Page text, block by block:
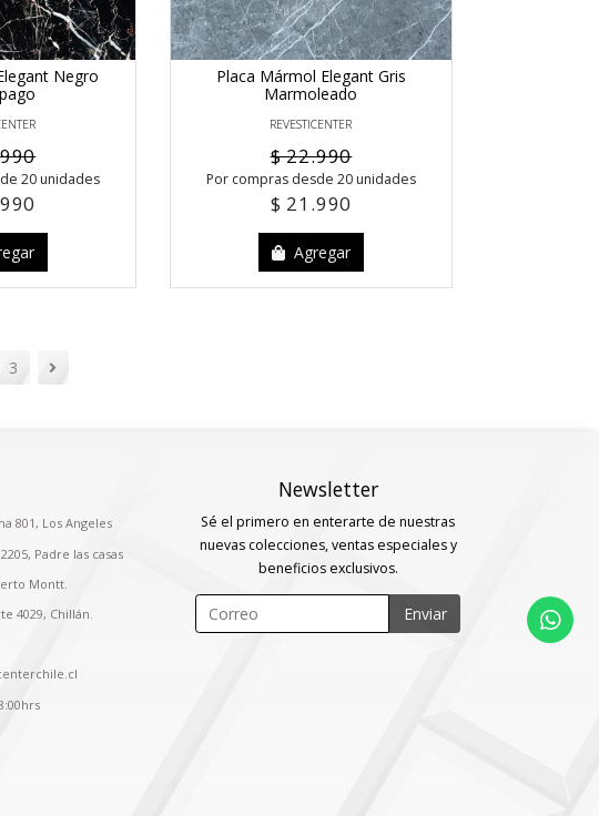
Negro
20 unidades
Placa Mármol Elegant Gris
Marmoleado
REVESTICENTER
$ 22.990
Por compras desde 20 unidades
$ 21.990
Agregar
3
801, Los Angeles
Padre las casas
Montt.
4029, Chillán.
Newsletter
Sé el primero en enterarte de nuestras
nuevas colecciones, ventas especiales y
beneficios exclusivos.
Enviar